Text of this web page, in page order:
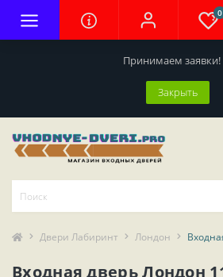
Принимаем заявки!
Закрыть
0
Двери Лабиринт Лондон
Входная дверь Лондон